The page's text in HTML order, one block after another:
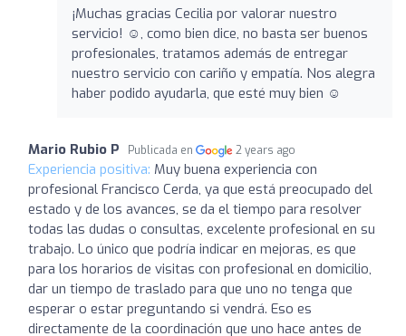
¡Muchas gracias Cecilia por valorar nuestro
servicio! ☺️, como bien dice, no basta ser buenos
profesionales, tratamos además de entregar
nuestro servicio con cariño y empatía. Nos alegra
haber podido ayudarla, que esté muy bien ☺️
Mario Rubio P Publicada en 2 years ago
Experiencia positiva: Muy buena experiencia con
profesional Francisco Cerda, ya que está preocupado del
estado y de los avances, se da el tiempo para resolver
todas las dudas o consultas, excelente profesional en su
trabajo. Lo único que podría indicar en mejoras, es que
para los horarios de visitas con profesional en domicilio,
dar un tiempo de traslado para que uno no tenga que
esperar o estar preguntando si vendrá. Eso es
directamente de la coordinación que uno hace antes de